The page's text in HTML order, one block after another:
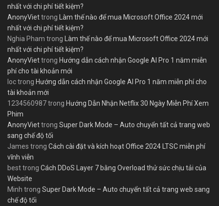
nhất với chi phí tiết kiệm?
AnonyViettrong Làm thế nào để mua Microsoft Office 2024 mới
nhất với chi phí tiết kiệm?
Nghia Pham trong Làm thế nào để mua Microsoft Office 2024 mới
nhất với chi phí tiết kiệm?
AnonyViettrong Hướng dẫn cách nhận Google AI Pro 1 năm miễn
phí cho tài khoản mới
loctrong Hướng dẫn cách nhận Google AI Pro 1 năm miễn phí cho
tài khoản mới
1234560987trong Hướng Dẫn Nhận Netflix 30 Ngày Miễn Phí Xem
Phim
AnonyViettrong Super Dark Mode – Auto chuyển tất cả trang web
sang chế độ tối
James trong Cách cài đặt và kích hoạt Office 2024 LTSC miễn phí
vĩnh viễn
besttrong Cách DDoS Layer 7 bằng Overload thử sức chịu tải của
Website
Minh trong Super Dark Mode – Auto chuyển tất cả trang web sang
chế độ tối